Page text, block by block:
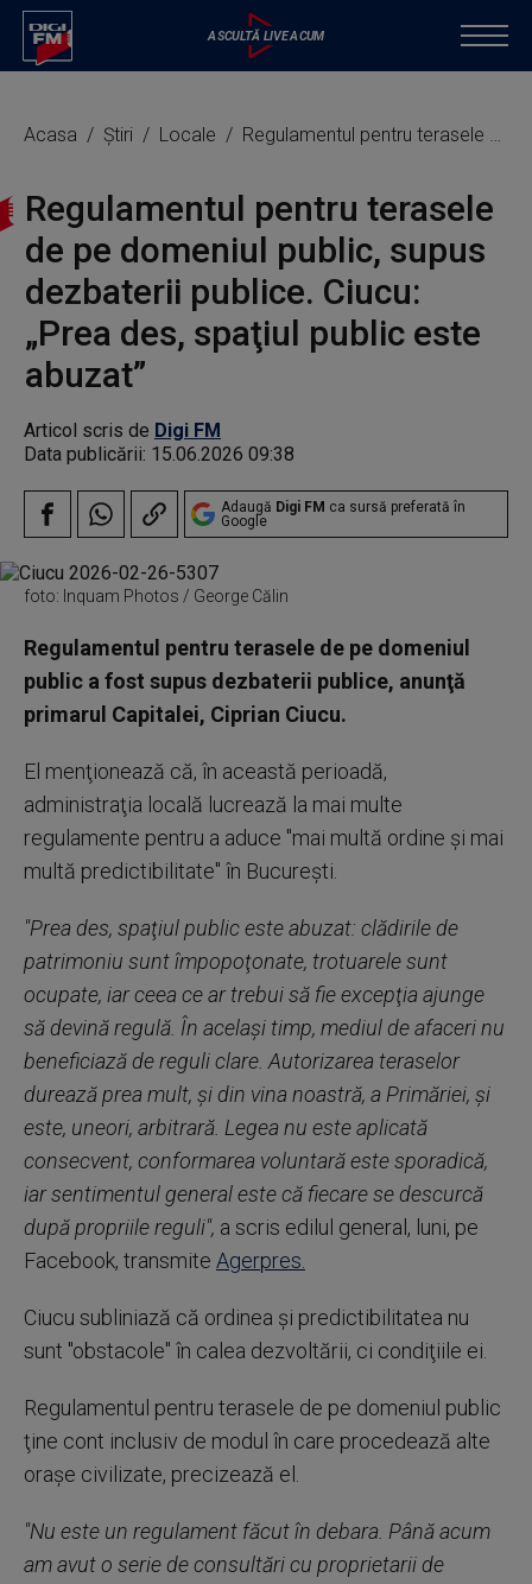
Acasa Știri Locale Regulamentul pentru terasele de pe domeniul public, supus dezbaterii publice. Ciucu: „Prea des, spaţiul public este abuzat”
Regulamentul pentru terasele
de pe domeniul public, supus
dezbaterii publice. Ciucu:
„Prea des, spaţiul public este
abuzat”
Articol scris de Digi FM
Data publicării: 15.06.2026 09:38
Adaugă Digi FM ca sursă preferată în
Google
foto: Inquam Photos / George Călin
Regulamentul pentru terasele de pe domeniul
public a fost supus dezbaterii publice, anunţă
primarul Capitalei, Ciprian Ciucu.
El menţionează că, în această perioadă,
administraţia locală lucrează la mai multe
regulamente pentru a aduce "mai multă ordine şi mai
multă predictibilitate" în Bucureşti.
"Prea des, spaţiul public este abuzat: clădirile de
patrimoniu sunt împopoţonate, trotuarele sunt
ocupate, iar ceea ce ar trebui să fie excepţia ajunge
să devină regulă. În acelaşi timp, mediul de afaceri nu
beneficiază de reguli clare. Autorizarea teraselor
durează prea mult, şi din vina noastră, a Primăriei, şi
este, uneori, arbitrară. Legea nu este aplicată
consecvent, conformarea voluntară este sporadică,
iar sentimentul general este că fiecare se descurcă
după propriile reguli", a scris edilul general, luni, pe
Facebook, transmite Agerpres.
Ciucu subliniază că ordinea şi predictibilitatea nu
sunt "obstacole" în calea dezvoltării, ci condiţiile ei.
Regulamentul pentru terasele de pe domeniul public
ţine cont inclusiv de modul în care procedează alte
oraşe civilizate, precizează el.
"Nu este un regulament făcut în debara. Până acum
am avut o serie de consultări cu proprietarii de